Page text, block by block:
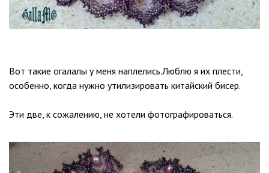
Вот такие огалалы у меня наплелись.Люблю я их плести,
особенно, когда нужно утилизировать китайский бисер.
Эти две, к сожалению, не хотели фотографироваться.